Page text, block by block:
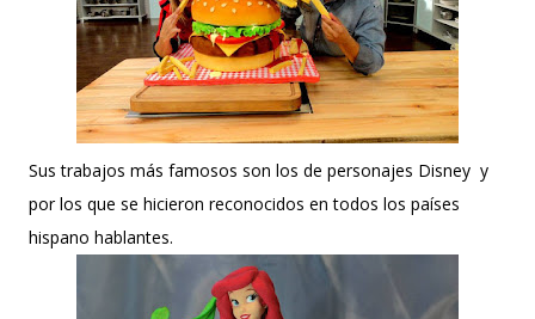
Sus trabajos más famosos son los de personajes Disney y
por los que se hicieron reconocidos en todos los países
hispano hablantes.